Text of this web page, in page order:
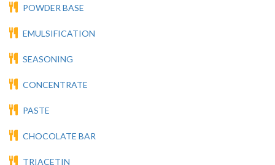
POWDER BASE
EMULSIFICATION
SEASONING
CONCENTRATE
PASTE
CHOCOLATE BAR
TRIACETIN